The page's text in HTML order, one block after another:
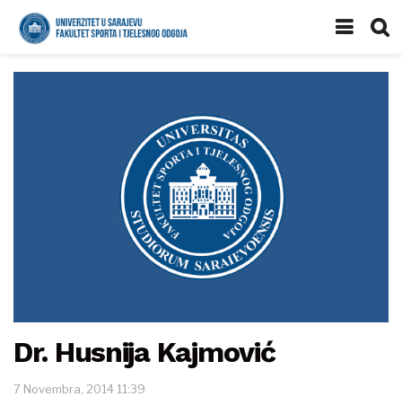
Dr. Husnija Kajmović
7 Novembra, 2014 11:39